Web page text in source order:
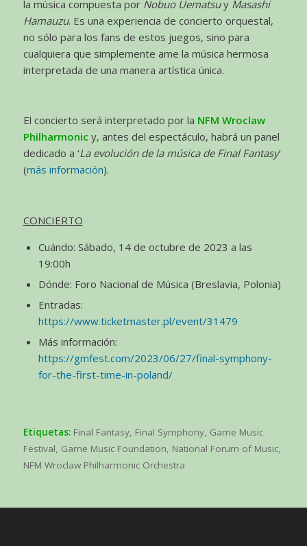
la música compuesta por Nobuo Uematsuy Masashi
Hamauzu. Es una experiencia de concierto orquestal,
no sólo para los fans de estos juegos, sino para
cualquiera que simplemente ame la música hermosa
interpretada de una manera artística única.
El concierto será interpretado por la NFM Wroclaw
Philharmonic y, antes del espectáculo, habrá un panel
dedicado a ‘La evolución de la música de Final Fantasy’
(más información).
CONCIERTO
Cuándo: Sábado, 14 de octubre de 2023 a las
19:00h
Dónde: Foro Nacional de Música (Breslavia, Polonia)
Entradas:
https://www.ticketmaster.pl/event/31479
Más información:
https://gmfest.com/2023/06/27/final-symphony-
for-the-first-time-in-poland/
Etiquetas: Final Fantasy, Final Symphony, Game Music
Festival, Game Music Foundation, National Forum of Music,
NFM Wroclaw Philharmonic Orchestra